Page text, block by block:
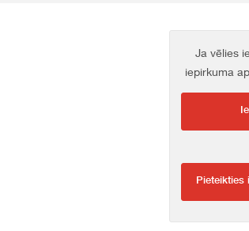
Ja vēlies
iepirkuma
Pieteikties